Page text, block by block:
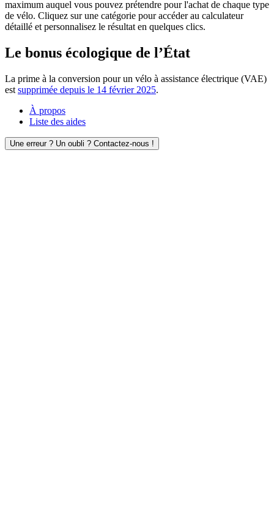
maximum auquel vous pouvez prétendre pour l'achat de chaque type
de vélo. Cliquez sur une catégorie pour accéder au calculateur
détaillé et personnalisez le résultat en quelques clics.
Le bonus écologique de l’État
La prime à la conversion pour un vélo à assistance électrique (VAE)
est supprimée depuis le 14 février 2025.
À propos
Liste des aides
Une erreur ? Un oubli ? Contactez-nous !